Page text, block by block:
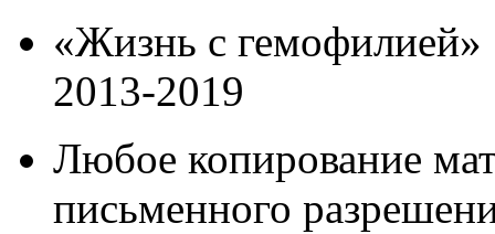
«Жизнь с гемофилией»
2013-2019
Любое копирование
письменного